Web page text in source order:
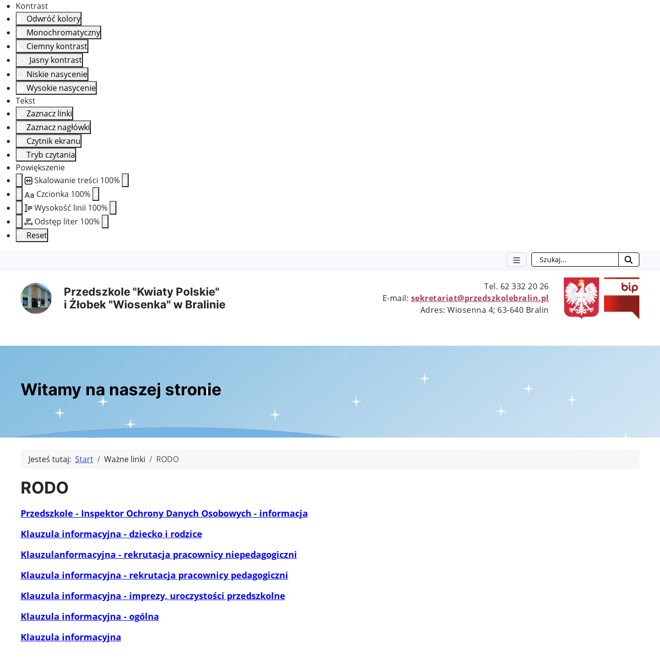
Kontrast
Odwróć kolory
Monochromatyczny
Ciemny kontrast
Jasny kontrast
Niskie nasycenie
Wysokie nasycenie
Tekst
Zaznacz linki
Zaznacz nagłówki
Czytnik ekranu
Tryb czytania
Powiększenie
Skalowanie treści 100%
Aa Czcionka 100%
Wysokość linii 100%
Odstęp liter 100%
Reset
do
treści
do
menu
do
wyszukiwarki
do
mapy
Szukaj
Przedszkole "Kwiaty Polskie"
i Żłobek "Wiosenka" w Bralinie
Tel. 62 332 20 26
E-mail: sekretariat@przedszkolebralin.pl
Adres: Wiosenna 4; 63-640 Bralin
Witamy na naszej stronie
Jesteś tutaj: Start Ważne linki RODO
RODO
Przedszkole - Inspektor Ochrony Danych Osobowych - informacja
Klauzula informacyjna - dziecko i rodzice
Klauzulanformacyjna - rekrutacja pracownicy niepedagogiczni
Klauzula informacyjna - rekrutacja pracownicy pedagogiczni
Klauzula informacyjna - imprezy, uroczystości przedszkolne
Klauzula informacyjna - ogólna
Klauzula informacyjna